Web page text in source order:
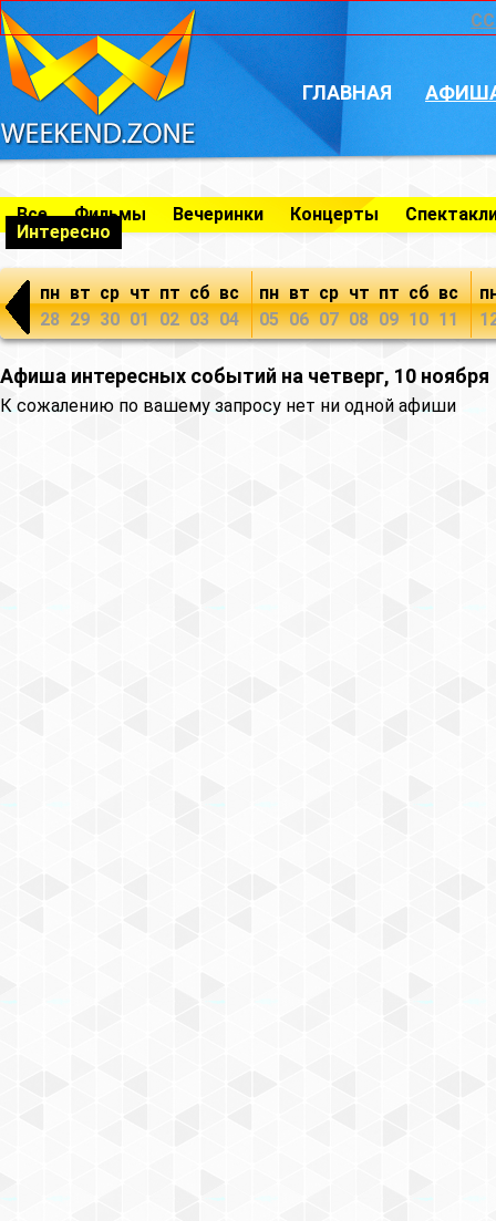
ГЛАВНАЯ
Все Фильмы Вечеринки Концерты
Интересно
пн
28
вт
29
ср
30
чт
01
пт
02
сб
03
вс
04
пн
05
вт
06
ср
07
чт
08
пт
09
сб
10
вс
11
Афиша интересных событий на четверг, 10 ноября
К сожалению по вашему запросу нет ни одной афиши